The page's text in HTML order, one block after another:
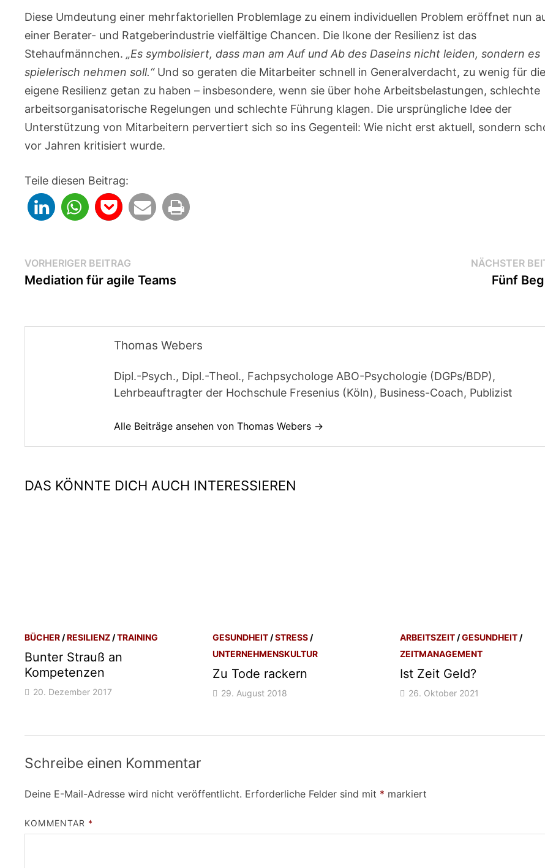
Diese Umdeutung einer mehrfaktoriellen Problemlage zu einem individuellen Problem eröffnet nun
einer Berater- und Ratgeberindustrie vielfältige Chancen. Die Ikone der Resilienz ist das
Stehaufmännchen.„Es symbolisiert, dass man am Auf und Ab des Daseins nicht leiden, sondern es
spielerisch nehmen soll.“Und so geraten die Mitarbeiter schnell in Generalverdacht, zu wenig für die
eigene Resilienz getan zu haben – insbesondere, wenn sie über hohe Arbeitsbelastungen, schlechte
arbeitsorganisatorische Regelungen und schlechte Führung klagen. Die ursprüngliche Idee der
Unterstützung von Mitarbeitern pervertiert sich so ins Gegenteil: Wie nicht erst aktuell, sondern
vor Jahren kritisiert wurde.
Teile diesen Beitrag:
Beitragsnavigation
VORHERIGER BEITRAG
Beitrag:
Mediation für agile Teams
NÄCHSTER
Fünf
Thomas Webers
Dipl.-Psych., Dipl.-Theol., Fachpsychologe ABO-Psychologie (DGPs/BDP),
Lehrbeauftragter der Hochschule Fresenius (Köln), Business-Coach, Publizist
Alle Beiträge ansehen von Thomas Webers →
DAS KÖNNTE DICH AUCH INTERESSIEREN
BÜCHER /RESILIENZ /TRAINING
Bunter Strauß an
Kompetenzen
20. Dezember 2017
GESUNDHEIT/STRESS/
UNTERNEHMENSKULTUR
Zu Tode rackern
29. August 2018
ARBEITSZEIT /GESUNDHEIT /
ZEITMANAGEMENT
Ist Zeit Geld?
26. Oktober 2021
Schreibe einen Kommentar
Deine E-Mail-Adresse wird nicht veröffentlicht. Erforderliche Felder sind mit * markiert
KOMMENTAR *